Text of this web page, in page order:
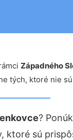
Západného
tých, ktoré nie
?
ktoré sú